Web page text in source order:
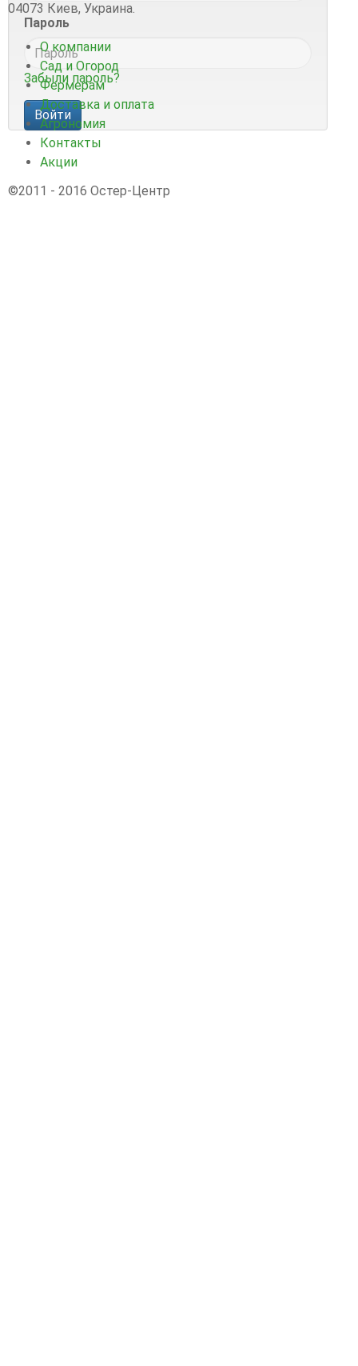
Пароль
Забыли пароль?
04073 Киев, Украина.
О компании
Сад и Огород
Фермерам
Доставка и оплата
Агрономия
Контакты
Акции
©2011 - 2016 Остер-Центр